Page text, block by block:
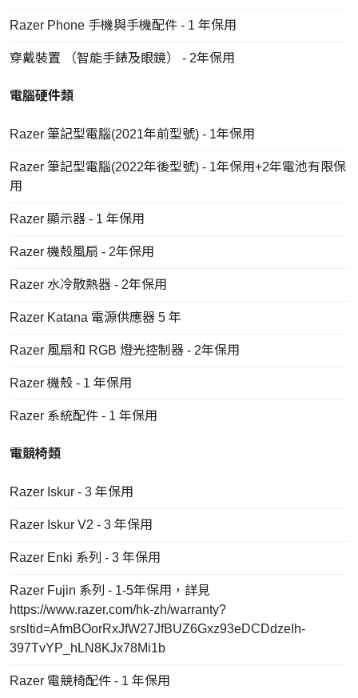
Razer Phone 手機與手機配件 - 1 年保用
穿戴裝置 （智能手錶及眼鏡） - 2年保用
電腦硬件類
Razer 筆記型電腦(2021年前型號) - 1年保用
Razer 筆記型電腦(2022年後型號) - 1年保用+2年電池有限保
用
Razer 顯示器 - 1 年保用
Razer 機殼風扇 - 2年保用
Razer 水冷散熱器 - 2年保用
Razer Katana 電源供應器 5 年
Razer 風扇和 RGB 燈光控制器 - 2年保用
Razer 機殼 - 1 年保用
Razer 系統配件 - 1 年保用
電競椅類
Razer Iskur - 3 年保用
Razer Iskur V2 - 3 年保用
Razer Enki 系列 - 3 年保用
Razer Fujin 系列 - 1-5年保用，詳見
https://www.razer.com/hk-zh/warranty?
srsltid=AfmBOorRxJfW27JfBUZ6Gxz93eDCDdzeIh-
397TvYP_hLN8KJx78Mi1b
Razer 電競椅配件 - 1 年保用